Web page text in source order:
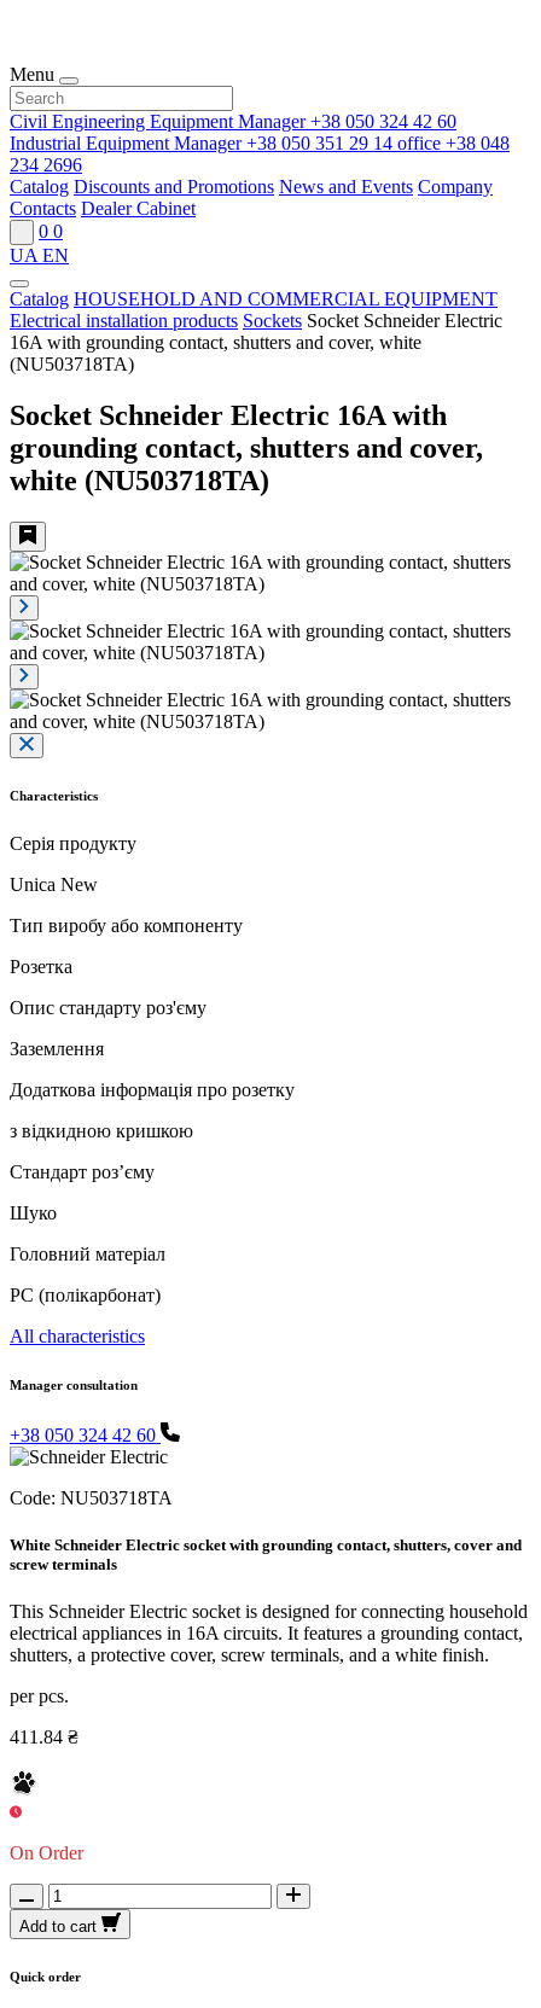
Menu
Civil Engineering Equipment Manager+38 050 324 42 60
Industrial Equipment Manager+38 050 351 29 14 office +38 048
234 2696
Catalog Discounts and Promotions News and Events Company
Contacts Dealer Cabinet
0 0
UA EN
Catalog HOUSEHOLD AND COMMERCIAL EQUIPMENT
Electrical installation products Sockets Socket Schneider Electric
16A with grounding contact, shutters and cover, white
(NU503718TA)
Socket Schneider Electric 16A with
grounding contact, shutters and cover,
white (NU503718TA)
Characteristics
Серія продукту
Unica New
Тип виробу або компоненту
Розетка
Опис стандарту роз'єму
Заземлення
Додаткова інформація про розетку
з відкидною кришкою
Стандарт роз’єму
Шуко
Головний матеріал
PC (полікарбонат)
All characteristics
Manager consultation
+38 050 324 42 60
Code: NU503718TA
White Schneider Electric socket with grounding contact, shutters, cover and
screw terminals
This Schneider Electric socket is designed for connecting household
electrical appliances in 16A circuits. It features a grounding contact,
shutters, a protective cover, screw terminals, and a white finish.
per pcs.
411.84 ₴
On Order
Add to cart
Quick order